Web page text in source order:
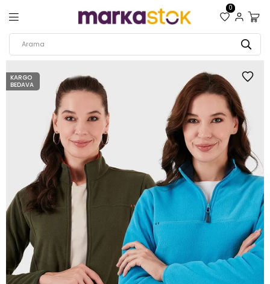
0
KARGO
BEDAVA